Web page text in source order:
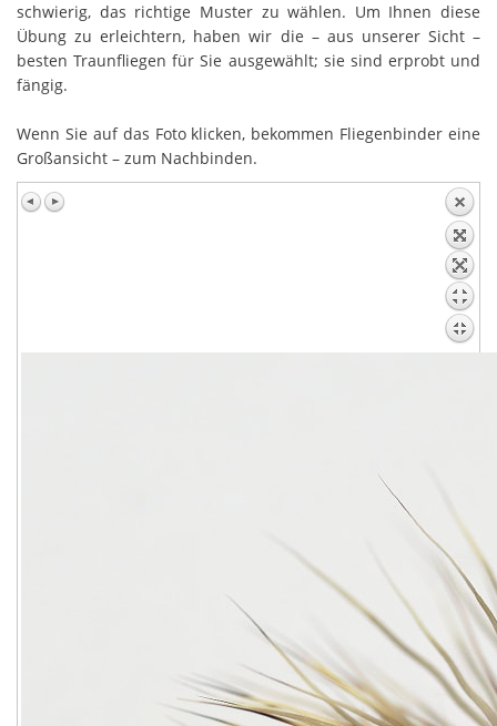
schwierig, das richtige Muster zu wählen. Um Ihnen diese
Übung zu erleichtern, haben wir die – aus unserer Sicht –
besten Traunfliegen für Sie ausgewählt; sie sind erprobt und
fängig.
Wenn Sie auf das Foto klicken, bekommen Fliegenbinder eine
Großansicht – zum Nachbinden.